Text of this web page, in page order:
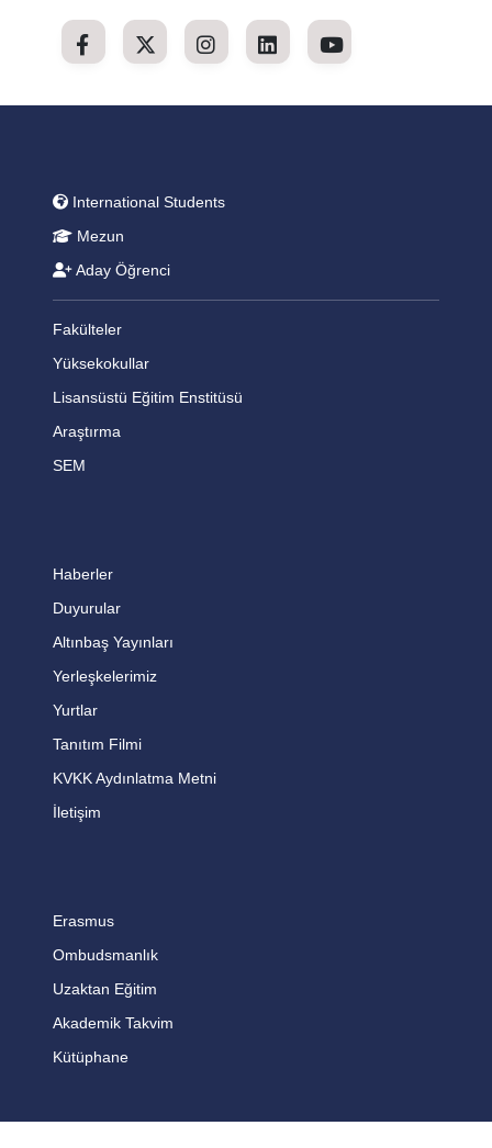
International Students
Mezun
Aday Öğrenci
Fakülteler
Yüksekokullar
Lisansüstü Eğitim Enstitüsü
Araştırma
SEM
Haberler
Duyurular
Altınbaş Yayınları
Yerleşkelerimiz
Yurtlar
Tanıtım Filmi
KVKK Aydınlatma Metni
İletişim
Erasmus
Ombudsmanlık
Uzaktan Eğitim
Akademik Takvim
Kütüphane